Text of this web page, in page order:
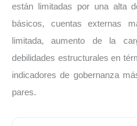
están limitadas por una alta
básicos, cuentas externas
limitada, aumento de la
debilidades estructurales en
indicadores de gobernanza
pares.